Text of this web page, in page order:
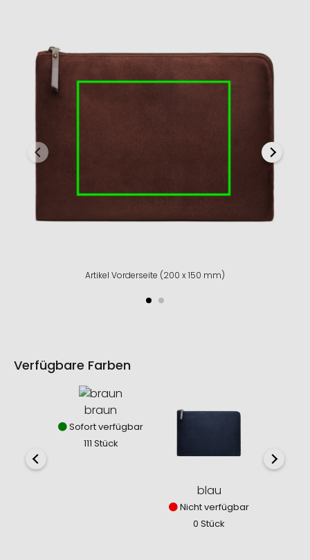
Artikel Vorderseite (200 x 150 mm)
Verfügbare Farben
braun
Sofort verfügbar
111 Stück
blau
Nicht verfügbar
0 Stück